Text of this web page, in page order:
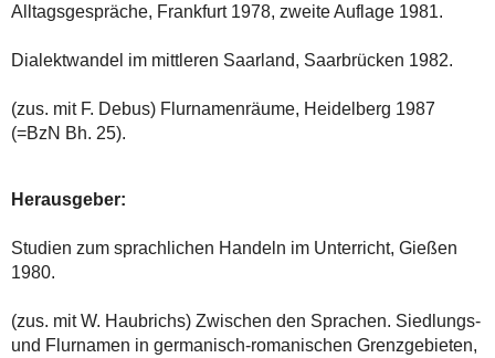
Alltagsgespräche, Frankfurt 1978, zweite Auflage 1981.
Dialektwandel im mittleren Saarland, Saarbrücken 1982.
(zus. mit F. Debus) Flurnamenräume, Heidelberg 1987
(=BzN Bh. 25).
Herausgeber:
Studien zum sprachlichen Handeln im Unterricht, Gießen
1980.
(zus. mit W. Haubrichs) Zwischen den Sprachen. Siedlungs-
und Flurnamen in germanisch-romanischen Grenzgebieten,